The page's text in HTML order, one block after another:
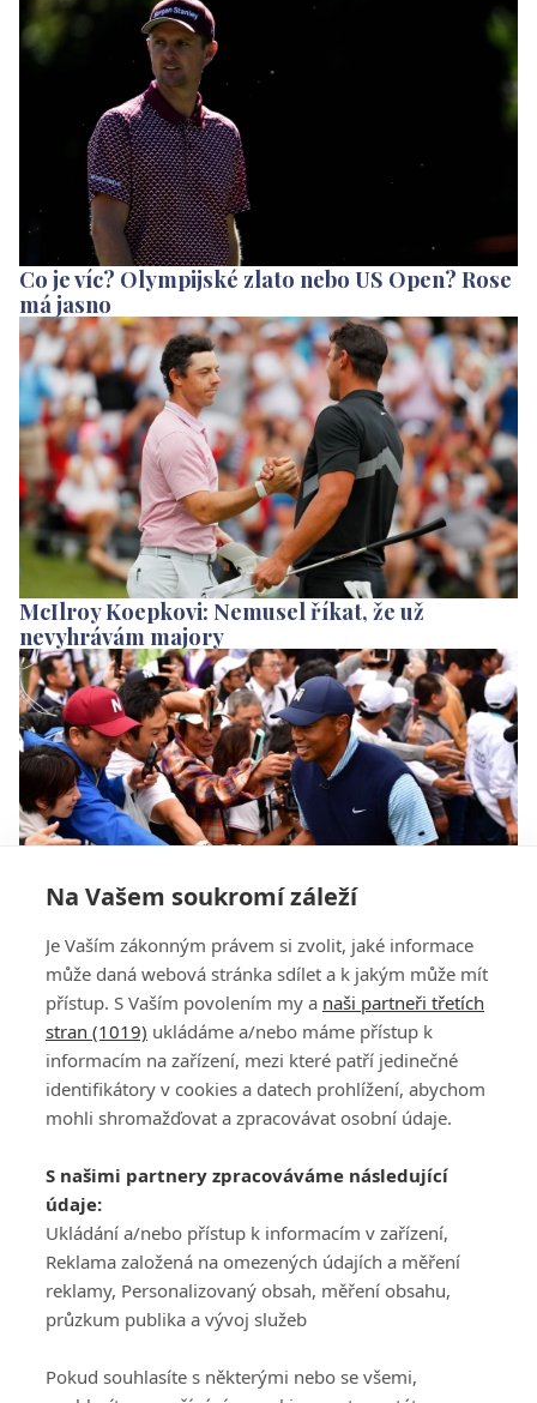
Na Vašem soukromí záleží
Je Vaším zákonným právem si zvolit, jaké informace
může daná webová stránka sdílet a k jakým může mít
přístup. S Vaším povolením my a naši partneři třetích
stran (1019) ukládáme a/nebo máme přístup k
informacím na zařízení, mezi které patří jedinečné
identifikátory v cookies a datech prohlížení, abychom
mohli shromažďovat a zpracovávat osobní údaje.
S našimi partnery zpracováváme následující
údaje:
Ukládání a/nebo přístup k informacím v zařízení,
Reklama založená na omezených údajích a měření
reklamy, Personalizovaný obsah, měření obsahu,
průzkum publika a vývoj služeb
Pokud souhlasíte s některými nebo se všemi,
Co je víc? Olympijské zlato nebo US Open? Rose
má jasno
McIlroy Koepkovi: Nemusel říkat, že už
nevyhrávám majory
Natěšené Japonsko. Premiéra PGA Tour
přilákala Woodse i McIlroye
Všeobecné obchodní
podmínky služby
GolfExtra.cz Premium
Podmínky zpracování
osobních údajů při
GolfExtra
ATV CZ, s.r.o.
140 00 Praha 4